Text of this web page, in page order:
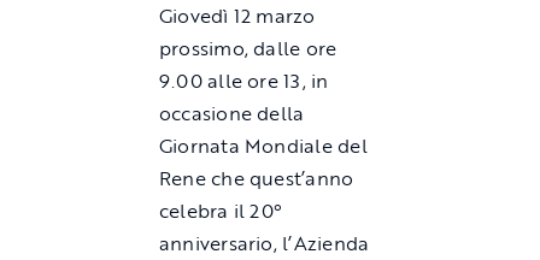
Giovedì 12 marzo
prossimo, dalle ore
9.00 alle ore 13, in
occasione della
Giornata Mondiale del
Rene che quest’anno
celebra il 20°
anniversario, l’Azienda